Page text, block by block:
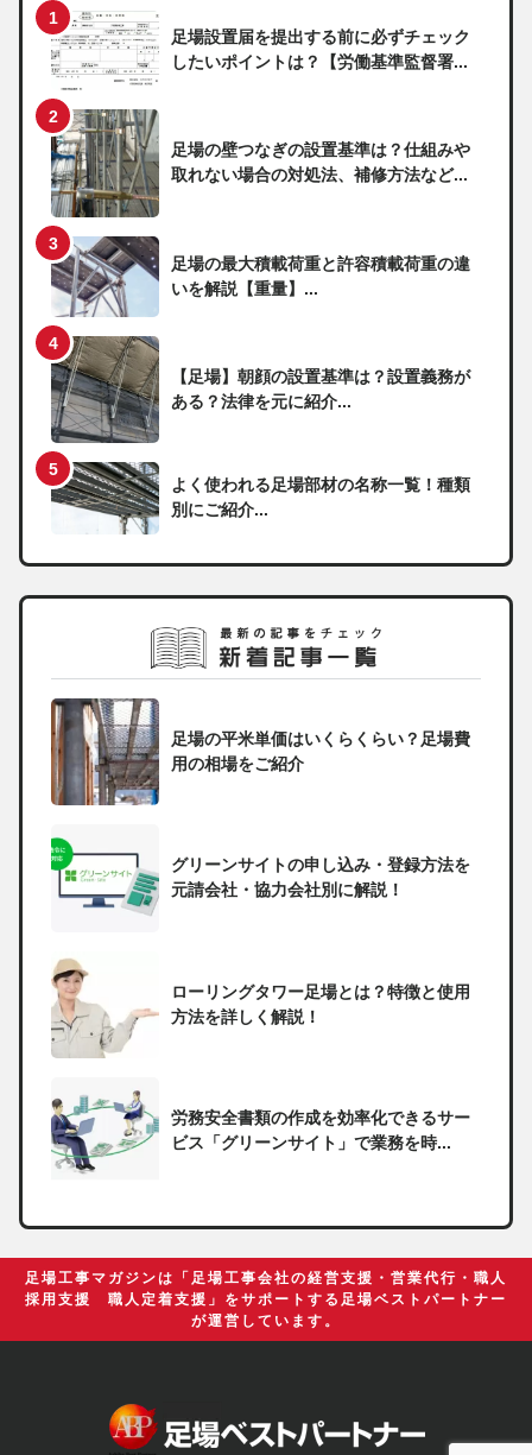
足場設置届を提出する前に必ずチェック
したいポイントは？【労働基準監督署...
足場の壁つなぎの設置基準は？仕組みや
取れない場合の対処法、補修方法など...
足場の最大積載荷重と許容積載荷重の違
いを解説【重量】...
【足場】朝顔の設置基準は？設置義務が
ある？法律を元に紹介...
よく使われる足場部材の名称一覧！種類
別にご紹介...
足場の平米単価はいくらくらい？足場費
用の相場をご紹介
グリーンサイトの申し込み・登録方法を
元請会社・協力会社別に解説！
ローリングタワー足場とは？特徴と使用
方法を詳しく解説！
労務安全書類の作成を効率化できるサー
ビス「グリーンサイト」で業務を時...
届いたらどうしたらいい？
足場工事マガジンは「足場工事会社の経営支援・営業代行・職人
採用支援 職人定着支援」をサポートする足場ベストパートナー
が運営しています。